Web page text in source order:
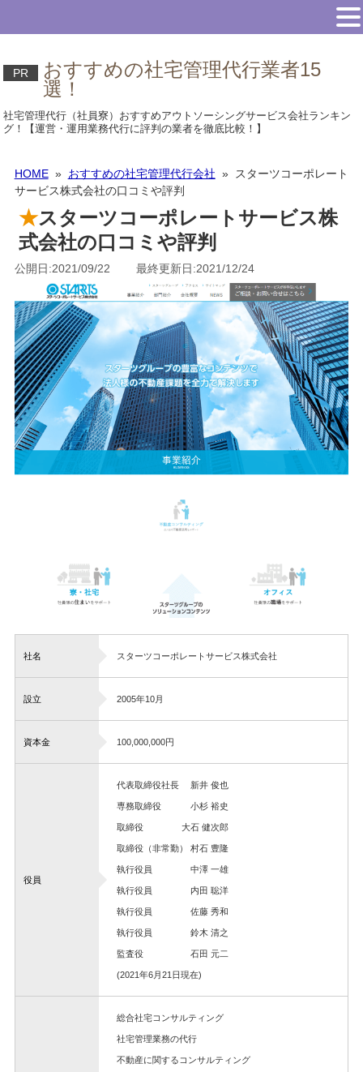
PR
おすすめの社宅管理代行業者15
選！
社宅管理代行（社員寮）おすすめアウトソーシングサービス会社ランキン
グ！【運営・運用業務代行に評判の業者を徹底比較！】
HOME» おすすめの社宅管理代行会社 » スターツコーポレート
サービス株式会社の口コミや評判
スターツコーポレートサービス株
式会社の口コミや評判
公開日:2021/09/22 最終更新日:2021/12/24
社名 スターツコーポレートサービス株式会社
設立 2005年10月
資本金 100,000,000円
役員
代表取締役社長 新井 俊也
専務取締役 小杉 裕史
取締役 大石 健次郎
取締役（非常勤） 村石 豊隆
執行役員 中澤 一雄
執行役員 内田 聡洋
執行役員 佐藤 秀和
執行役員 鈴木 清之
監査役 石田 元二
(2021年6月21日現在)
総合社宅コンサルティング
社宅管理業務の代行
不動産に関するコンサルティング